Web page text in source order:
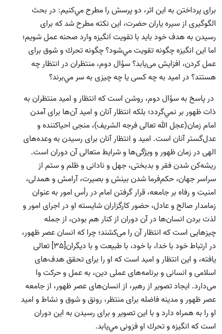
براى پرداختن به اين اثر، دو پرسش را مطرح مي‌كنيم: در بحث
الگوگيرى از سيره ياران حضرت، این نكته مطرح شد كه برای
رسیدن به هدف خود باید با تقويت انگيزه وارد صحنه عمل شویم؛
اما اين انگيزه چگونه تقويت مي‌شود؟ چگونه تحرك و شوق براى
عمل كردن، افزایش می‌یابد؟ سؤال دوم، منتظران در انتظار چه
هستند؟ در اميد به چه كسى يا چه چيزى به سر مي‌برند؟
در پاسخ به سؤال دوم، روشن است كه انتظار و اميد منتظران به
ذات ظهور بر نمي‌گردد؛ بلكه انتظار آنان و اميد آن‌‌ها براى آمدن
امام زمان(عجل الله تعالی فرجه الشریف)، منجى احيا‌كننده و
عدل‌گستر آنان است. اميد و انتظار آنان براى رسيدن به وعده‌هاى
الهى در زمان ظهور و ويژگى‌ها و شرايط متعالى آن دوران است.
ریشه‌کن شدن فقر و بدبختى، جهل و نادانى و ظلم و ستم از
سراسر جهان، حكم‌فرما شدن بينش و بصيرت، آرامش و همدلى،
امنيت و رفاه بر جامعه، قرار گرفتن امام در رأس امور به عنوان
زمامدار صالح و عادل، حضور كارگزاران شايسته‌ او در اجرای امور و
لذت بردن انسان‌‌ها در آن دوران از كنار هم بودن، از جمله
چیزهایی است که انتظار آن را می‌کشند؛ چرا که انسان عصر ظهور،
در ارتباط خود با خدا، با خود، با طبيعت و با ديگران[35] تعالى
يافته، و اين انتظار و اميد است كه او را براى تحقق هدف‌هاى
اسلامى و انسانى و برنامه‌هاى عملى دين، به عمل و حركت وا
‌می‌دارد. ايجاد تصوير از رهبر، از انسان‌‌هاى عصر ظهور، از جامعه
عصر ظهور و مدينه فاضله براى منتظر، رونق و شوق و نشاط و اميد
او را به همراه دارد و با اين تصوير و براى رسيدن به اين دوران
است كه انگيزه و تحرك او فزونى مي‌یابد.